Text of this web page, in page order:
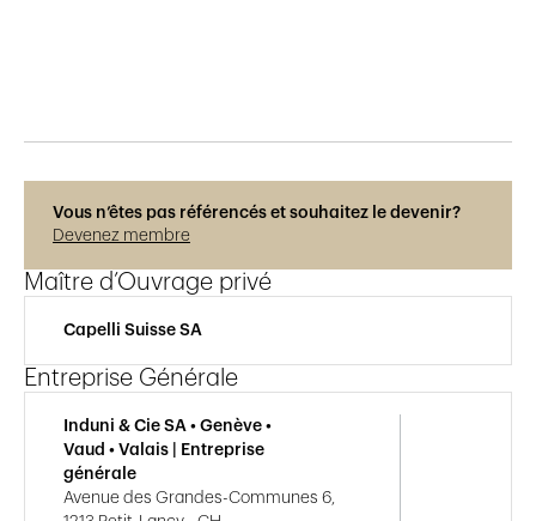
Vous n’êtes pas référencés et souhaitez le devenir?
Devenez membre
Maître d’Ouvrage privé
Capelli Suisse SA
Entreprise Générale
Induni & Cie SA • Genève •
Vaud • Valais | Entreprise
générale
Avenue des Grandes-Communes 6,